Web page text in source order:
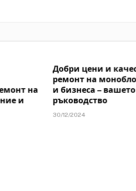
на
и
Добри цени и
ремонт на
и бизнеса – вашето
ръководство
30/12/2024